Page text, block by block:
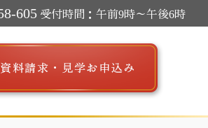
605 受付時間：午前9時～午後6時